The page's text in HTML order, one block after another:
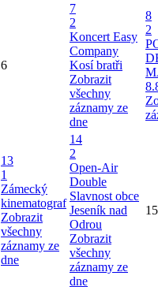
6
7
2
Koncert Easy
Company
Kosí bratři
Zobrazit
všechny
záznamy ze
dne
8
2
13
1
Zámecký
kinematograf
Zobrazit
všechny
záznamy ze
dne
14
2
Open-Air
Double
Slavnost obce
Jeseník nad
Odrou
Zobrazit
všechny
záznamy ze
dne
15